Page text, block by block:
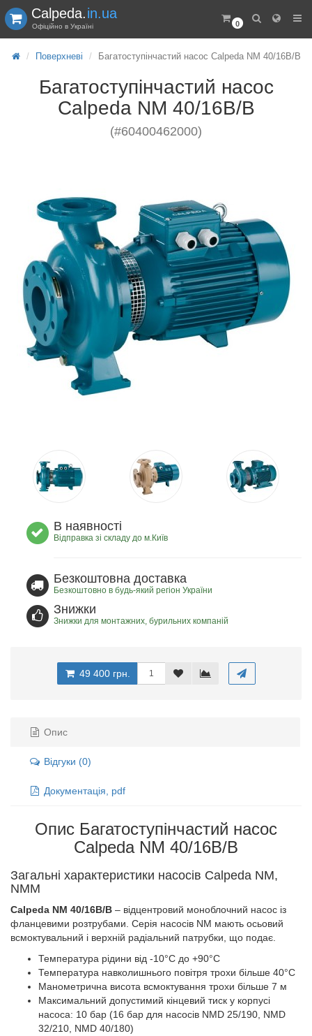
0
Calpeda.in.ua
Офіційно в Україні
Поверхневі Багатоступінчастий насос Calpeda NM 40/16B/B
Багатоступінчастий насос
Calpeda NM 40/16B/B
(#60400462000)
В наявності
Відправка зі складу до м.Київ
Безкоштовна доставка
Безкоштовно в будь-який регіон України
Знижки
Знижки для монтажних, бурильних компаній
49 400 грн.
Опис
Відгуки (0)
Документація, pdf
Опис Багатоступінчастий насос
Calpeda NM 40/16B/B
Загальні характеристики насосів Calpeda NM,
NMM
Calpeda NM 40/16B/B – відцентровий моноблочний насос із
фланцевими розтрубами. Серія насосів NM мають осьовий
всмоктувальний і верхній радіальний патрубки, що подає.
Температура рідини від -10°C до +90°C
Температура навколишнього повітря трохи більше 40°C
Манометрична висота всмоктування трохи більше 7 м
Максимальний допустимий кінцевий тиск у корпусі
насоса: 10 бар (16 бар для насосів NMD 25/190, NMD
32/210, NMD 40/180)